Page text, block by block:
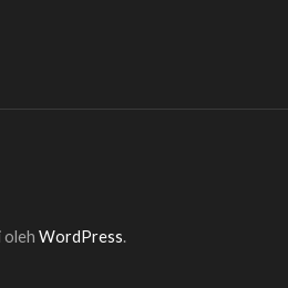
oleh WordPress.